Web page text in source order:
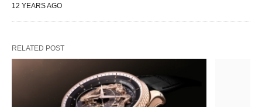
12 YEARS AGO
RELATED POST